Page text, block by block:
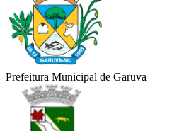
Prefeitura Municipal de Garuva